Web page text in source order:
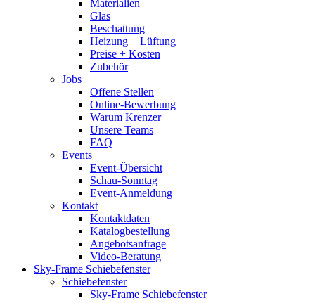
Materialien
Glas
Beschattung
Heizung + Lüftung
Preise + Kosten
Zubehör
Jobs
Offene Stellen
Online-Bewerbung
Warum Krenzer
Unsere Teams
FAQ
Events
Event-Übersicht
Schau-Sonntag
Event-Anmeldung
Kontakt
Kontaktdaten
Katalogbestellung
Angebotsanfrage
Video-Beratung
Sky-Frame Schiebefenster
Schiebefenster
Sky-Frame Schiebefenster